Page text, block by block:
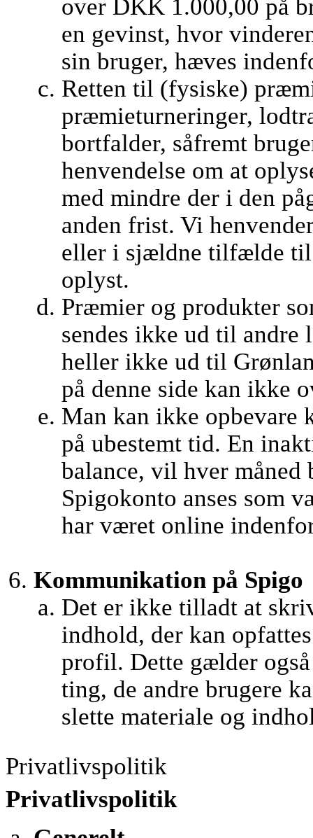
over DKK 1.000,00 på
en gevinst, hvor
sin bruger, hæves
Retten til (fysiske)
præmieturneringer,
bortfalder, såfremt
henvendelse om at
med mindre der i den
anden frist. Vi
eller i sjældne tilfælde til
oplyst.
Præmier og produkter
sendes ikke ud til andre
heller ikke ud til
på denne side kan ikke
Man kan ikke opbevare
på ubestemt tid. En
balance, vil hver
Spigokonto anses som
har været online
Kommunikation på Spigo
Det er ikke tilladt at
indhold, der kan
profil. Dette gælder
ting, de andre brugere
slette materiale og
Privatlivspolitik
Privatlivspolitik